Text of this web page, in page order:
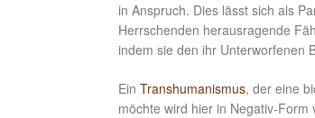
in Anspruch. Dies lässt sich als
Herrschenden herausragende
indem sie den ihr Unterworfenen
Ein Transhumanismus, der eine
möchte wird hier in Negativ-